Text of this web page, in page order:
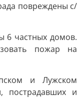
повреждены с/
6 частных домов.
пожар на
и Лужском
пострадавших и